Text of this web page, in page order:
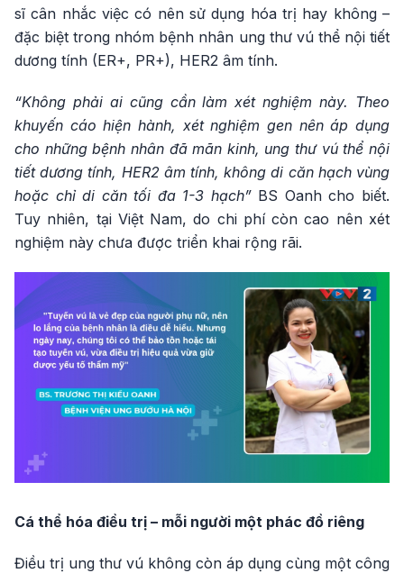
sĩ cân nhắc việc có nên sử dụng hóa trị hay không –
đặc biệt trong nhóm bệnh nhân ung thư vú thể nội tiết
dương tính (ER+, PR+), HER2 âm tính.
“Không phải ai cũng cần làm xét nghiệm này. Theo
khuyến cáo hiện hành, xét nghiệm gen nên áp dụng
cho những bệnh nhân đã mãn kinh, ung thư vú thể nội
tiết dương tính, HER2 âm tính, không di căn hạch vùng
hoặc chỉ di căn tối đa 1-3 hạch”BS Oanh cho biết.
Tuy nhiên, tại Việt Nam, do chi phí còn cao nên xét
nghiệm này chưa được triển khai rộng rãi.
Cá thể hóa điều trị – mỗi người một phác đồ riêng
Điều trị ung thư vú không còn áp dụng cùng một công